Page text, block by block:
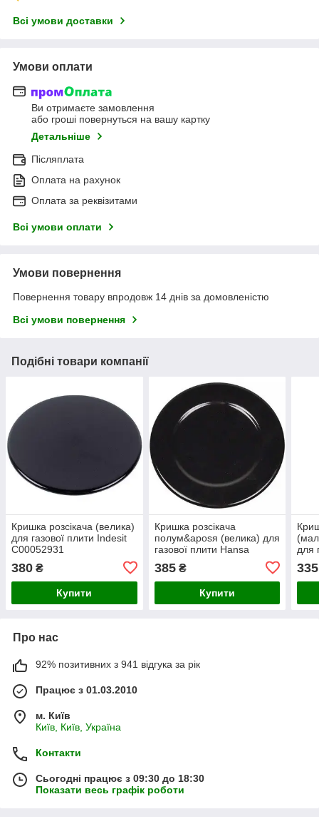
Всі умови доставки
Умови оплати
Ви отримаєте замовлення
або гроші повернуться на вашу картку
Детальніше
Післяплата
Оплата на рахунок
Оплата за реквізитами
Всі умови оплати
Умови повернення
Повернення товару впродовж 14 днів за домовленістю
Всі умови повернення
Подібні товари компанії
Кришка розсікача (велика)
для газової плити Indesit
C00052931
380 ₴
Купити
Кришка розсікача
полум&aposя (велика) для
газової плити Hansa
385₴
Купити
для
335
Про нас
92% позитивних з 941 відгука за рік
Працює з 01.03.2010
м. Київ
Київ, Київ, Україна
Контакти
Сьогодні працює з 09:30 до 18:30
Показати весь графік роботи